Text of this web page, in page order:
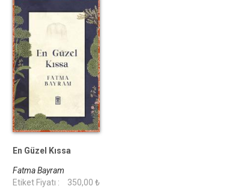
En Güzel Kıssa
Fatma Bayram
Etiket Fiyatı :
350,00 ₺